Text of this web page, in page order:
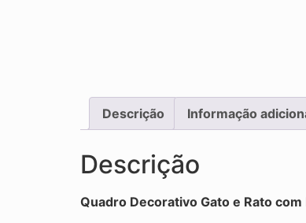
Descrição Informação
Descrição
Quadro Decorativo Gato e Rato